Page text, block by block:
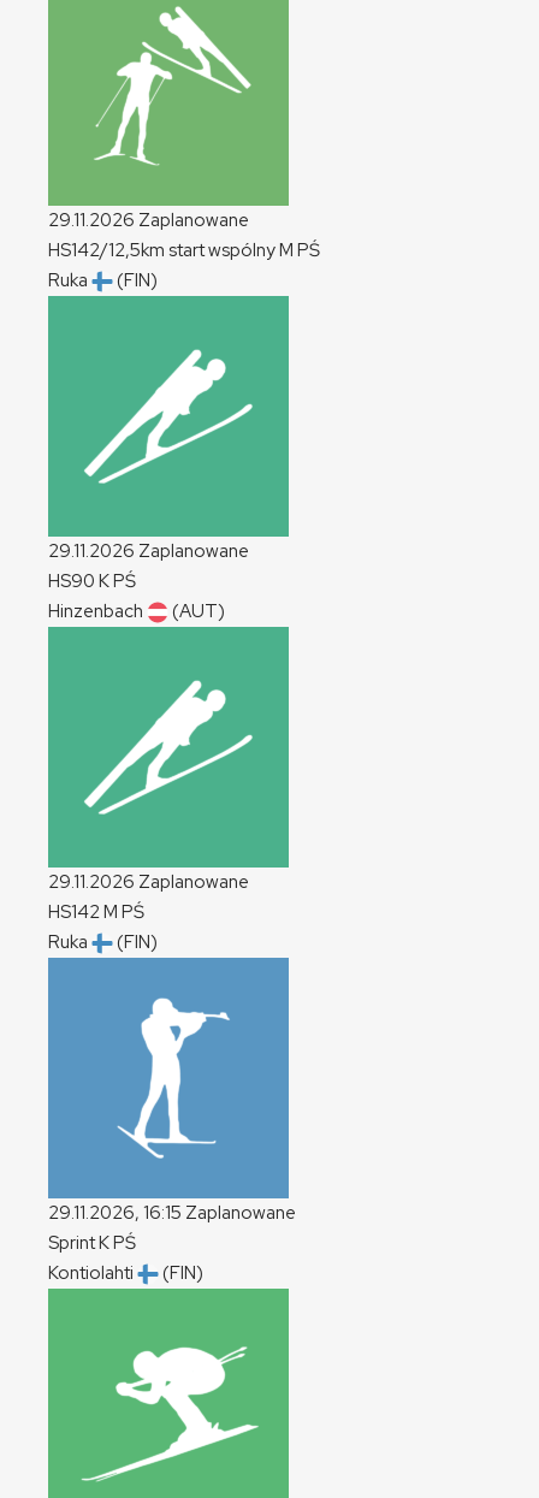
29.11.2026 Zaplanowane
HS142/12,5km start wspólnyM PŚ
Ruka
(FIN)
29.11.2026 Zaplanowane
HS90 KPŚ
Hinzenbach
(AUT)
29.11.2026 Zaplanowane
HS142M PŚ
Ruka
(FIN)
29.11.2026, 16:15 Zaplanowane
SprintKPŚ
Kontiolahti
(FIN)